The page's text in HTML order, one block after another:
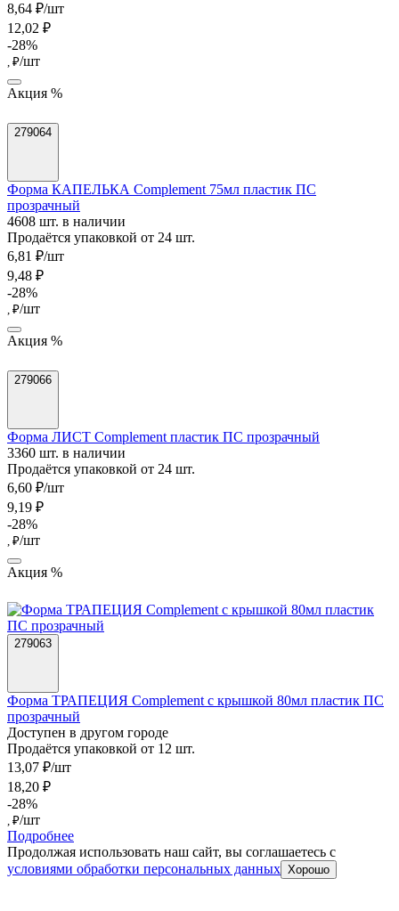
8,64 ₽/шт
12,02 ₽
-28%
, ₽/шт
Акция %
279064
Форма КАПЕЛЬКА Complement 75мл пластик ПС
прозрачный
4608 шт. в наличии
Продаётся упаковкой от 24 шт.
6,81 ₽/шт
9,48 ₽
-28%
, ₽/шт
Акция %
279066
Форма ЛИСТ Complement пластик ПС прозрачный
3360 шт. в наличии
Продаётся упаковкой от 24 шт.
6,60 ₽/шт
9,19 ₽
-28%
, ₽/шт
Акция %
279063
Форма ТРАПЕЦИЯ Complement с крышкой 80мл пластик ПС
прозрачный
Доступен в другом городе
Продаётся упаковкой от 12 шт.
13,07 ₽/шт
18,20 ₽
-28%
, ₽/шт
Подробнее
Продолжая использовать наш сайт, вы соглашаетесь c
условиями обработки персональных данных Хорошо